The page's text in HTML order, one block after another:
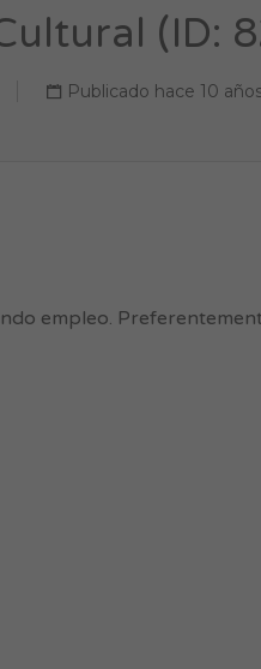
(ID:
Publicado hace 10
empleo.